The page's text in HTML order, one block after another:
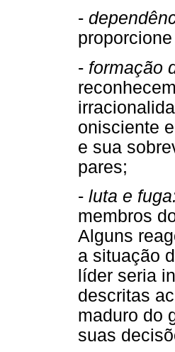
-
- formação
onisciente
e sua
pares;
- luta e
membros
Alguns
a situação
líder seria
descritas
maduro do
suas